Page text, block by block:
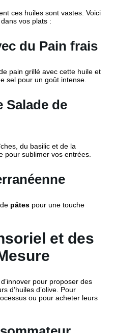
ces huiles sont vastes. Voici
vos plats :
du Pain frais
pain grillé avec cette huile et
sel pour un goût intense.
Salade de
du basilic et de la
pour sublimer vos entrées.
pâtes pour une touche
et des
pour proposer des
d’huiles d’olive. Pour
ou pour acheter leurs